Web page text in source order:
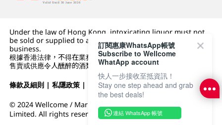
Under the law of Hong Kong, intoxicating liquor must not
be sold or supplied to a minor (under 18) in the course of
business.
根據香港法律，不得在業務過程中，向未成年人 (18 歲以下人士)
售賣或供應令人醺醉的酒類。
條款及細則 |私隱政策 | DFI零售集團
© 2024 Wellcome / Market Place. The Dairy Farm Company
Limited. All rights reserved.
訂閱惠康WhatsApp帳號
Subscribe to Wellcome
WhatApp account
快人一步接收至抵資訊！
Stay one step ahead and grab
the best deals!
連結 WhatsApp 帳號